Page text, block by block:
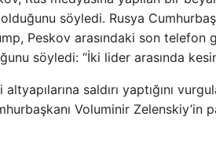
söyledi. Rusya
Peskov arasındaki son telefon
söyledi: “İki lider arasında
saldırı yaptığını
Voluminir Zelenskiy’in